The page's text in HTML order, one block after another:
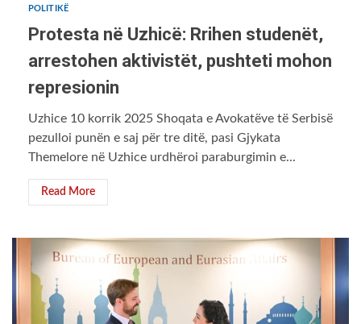
POLITIKË
Protesta në Uzhicë: Rrihen studenët,
arrestohen aktivistët, pushteti mohon
represionin
Uzhice 10 korrik 2025 Shoqata e Avokatëve të Serbisë
pezulloi punën e saj për tre ditë, pasi Gjykata
Themelore në Uzhice urdhëroi paraburgimin e...
Read More